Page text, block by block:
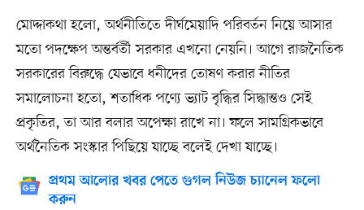
মোদ্দাকথা হলো, অর্থনীতিতে দীর্ঘমেয়াদি পরিবর্তন নিয়ে আসার
মতো পদক্ষেপ অন্তর্বর্তী সরকার এখনো নেয়নি। আগে রাজনৈতিক
সরকারের বিরুদ্ধে যেভাবে ধনীদের তোষণ করার নীতির
সমালোচনা হতো, শতাধিক পণ্যে ভ্যাট বৃদ্ধির সিদ্ধান্তও সেই
প্রকৃতির, তা আর বলার অপেক্ষা রাখে না। ফলে সামগ্রিকভাবে
অর্থনৈতিক সংস্কার পিছিয়ে যাচ্ছে বলেই দেখা যাচ্ছে।
প্রথম আলোর খবর পেতে গুগল নিউজ চ্যানেল ফলো
করুন